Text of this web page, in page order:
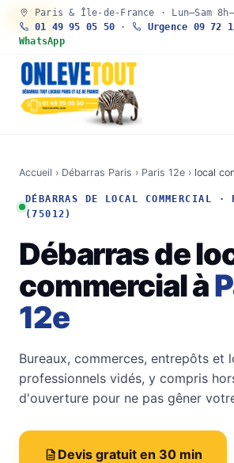
Paris & Île-de-France · Lun–Sam
01 49 95 05 50 · Urgence 09 72
WhatsApp
Accueil › Débarras Paris › Paris 12e › local
DÉBARRAS DE LOCAL COMMERCIAL
(75012)
Débarras de
commercial à
12e
Bureaux, commerces, entrepôts et
professionnels vidés, y compris
d'ouverture pour ne pas gêner
Devis gratuit en 30 min
30 SEC